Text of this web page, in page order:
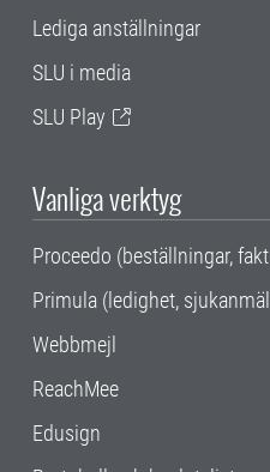
Lediga anställningar
SLU i media
SLU Play
Vanliga verktyg
Proceedo (beställningar,
Primula (ledighet,
Webbmejl
ReachMee
Edusign